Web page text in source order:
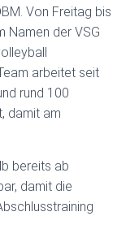
Von Freitag bis
Namen der VSG
arbeitet seit
rund 100
damit am
bereits ab
damit die